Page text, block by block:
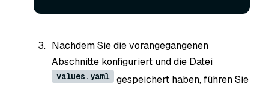
Nachdem Sie die vorangegangenen
Abschnitte konfiguriert und die Datei
values.yaml
gespeichert haben, führen Sie